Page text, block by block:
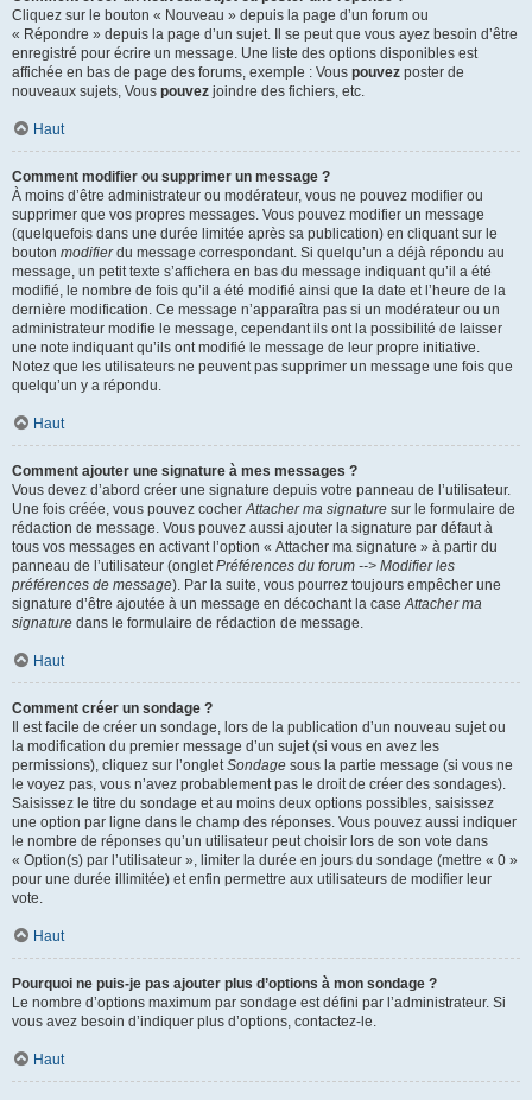
Cliquez sur le bouton « Nouveau » depuis la page d’un forum ou
« Répondre » depuis la page d’un sujet. Il se peut que vous ayez besoin d’être
enregistré pour écrire un message. Une liste des options disponibles est
affichée en bas de page des forums, exemple : Vous pouvez poster de
nouveaux sujets, Vous pouvez joindre des fichiers, etc.
Haut
Comment modifier ou supprimer un message ?
À moins d’être administrateur ou modérateur, vous ne pouvez modifier ou
supprimer que vos propres messages. Vous pouvez modifier un message
(quelquefois dans une durée limitée après sa publication) en cliquant sur le
bouton modifierdu message correspondant. Si quelqu’un a déjà répondu au
message, un petit texte s’affichera en bas du message indiquant qu’il a été
modifié, le nombre de fois qu’il a été modifié ainsi que la date et l’heure de la
dernière modification. Ce message n’apparaîtra pas si un modérateur ou un
administrateur modifie le message, cependant ils ont la possibilité de laisser
une note indiquant qu’ils ont modifié le message de leur propre initiative.
Notez que les utilisateurs ne peuvent pas supprimer un message une fois que
quelqu’un y a répondu.
Haut
Comment ajouter une signature à mes messages ?
Vous devez d’abord créer une signature depuis votre panneau de l’utilisateur.
Une fois créée, vous pouvez cocherAttacher ma signature sur le formulaire de
rédaction de message. Vous pouvez aussi ajouter la signature par défaut à
tous vos messages en activant l’option « Attacher ma signature » à partir du
panneau de l’utilisateur (ongletPréférences du forum --> Modifier les
préférences de message). Par la suite, vous pourrez toujours empêcher une
signature d’être ajoutée à un message en décochant la caseAttacher ma
signature dans le formulaire de rédaction de message.
Haut
Comment créer un sondage ?
Il est facile de créer un sondage, lors de la publication d’un nouveau sujet ou
la modification du premier message d’un sujet (si vous en avez les
permissions), cliquez sur l’ongletSondage sous la partie message (si vous ne
le voyez pas, vous n’avez probablement pas le droit de créer des sondages).
Saisissez le titre du sondage et au moins deux options possibles, saisissez
une option par ligne dans le champ des réponses. Vous pouvez aussi indiquer
le nombre de réponses qu’un utilisateur peut choisir lors de son vote dans
« Option(s) par l’utilisateur », limiter la durée en jours du sondage (mettre « 0 »
pour une durée illimitée) et enfin permettre aux utilisateurs de modifier leur
vote.
Haut
Pourquoi ne puis-je pas ajouter plus d’options à mon sondage ?
Le nombre d’options maximum par sondage est défini par l’administrateur. Si
vous avez besoin d’indiquer plus d’options, contactez-le.
Haut